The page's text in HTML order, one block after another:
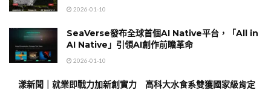
2026-01-10
SeaVerse發布全球首個AI Native平台，「All in
AI Native」引領AI創作前瞻革命
2026-01-10
漾新聞｜就業即戰力加新創實力 高科大水食系雙獲國家級肯定